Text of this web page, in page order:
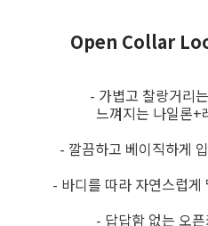
Open Collar
- 가볍고 찰랑거리
느껴지는 나일론+
- 깔끔하고 베이직하게
- 바디를 따라 자연스럽게
- 답답함 없는 오